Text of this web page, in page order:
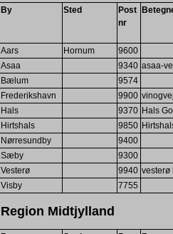
By Sted
Post
nr
Aars Hornum
9600
Asaa
9340 asaa-
Bælum
9574
Frederikshavn
9900
Hals
9370 Hals
Hirtshals
9850
Nørresundby
9400
Sæby
9300
Vesterø
9940 vesterø
Visby
7755
Region Midtjylland